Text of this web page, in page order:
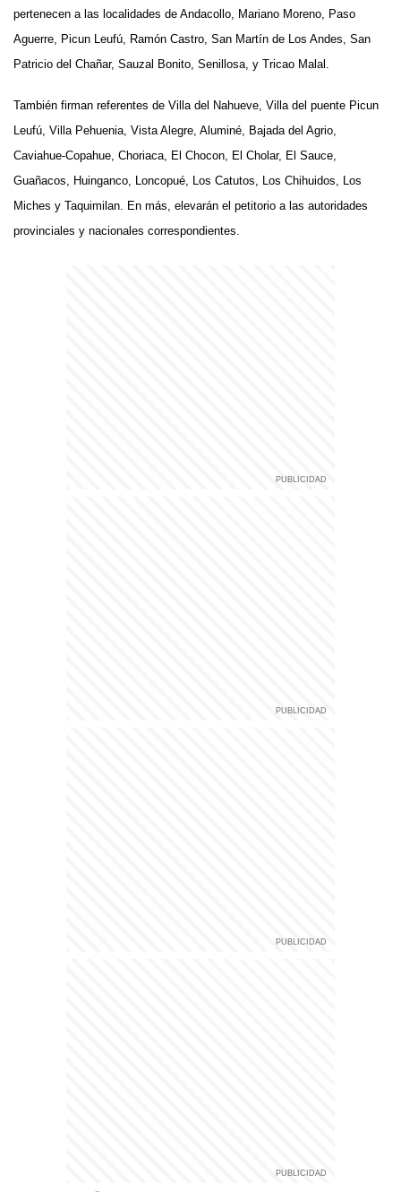
pertenecen a las localidades de Andacollo, Mariano Moreno, Paso
Aguerre, Picun Leufú, Ramón Castro, San Martín de Los Andes, San
Patricio del Chañar, Sauzal Bonito, Senillosa, y Tricao Malal.
También firman referentes de Villa del Nahueve, Villa del puente Picun
Leufú, Villa Pehuenia, Vista Alegre, Aluminé, Bajada del Agrio,
Caviahue-Copahue, Choriaca, El Chocon, El Cholar, El Sauce,
Guañacos, Huinganco, Loncopué, Los Catutos, Los Chihuidos, Los
Miches y Taquimilan. En más, elevarán el petitorio a las autoridades
provinciales y nacionales correspondientes.